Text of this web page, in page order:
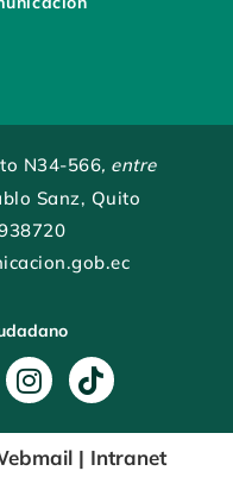
N34-566, entre
Sanz, Quito
I
n
s
t
T
i
k
t
| Intranet